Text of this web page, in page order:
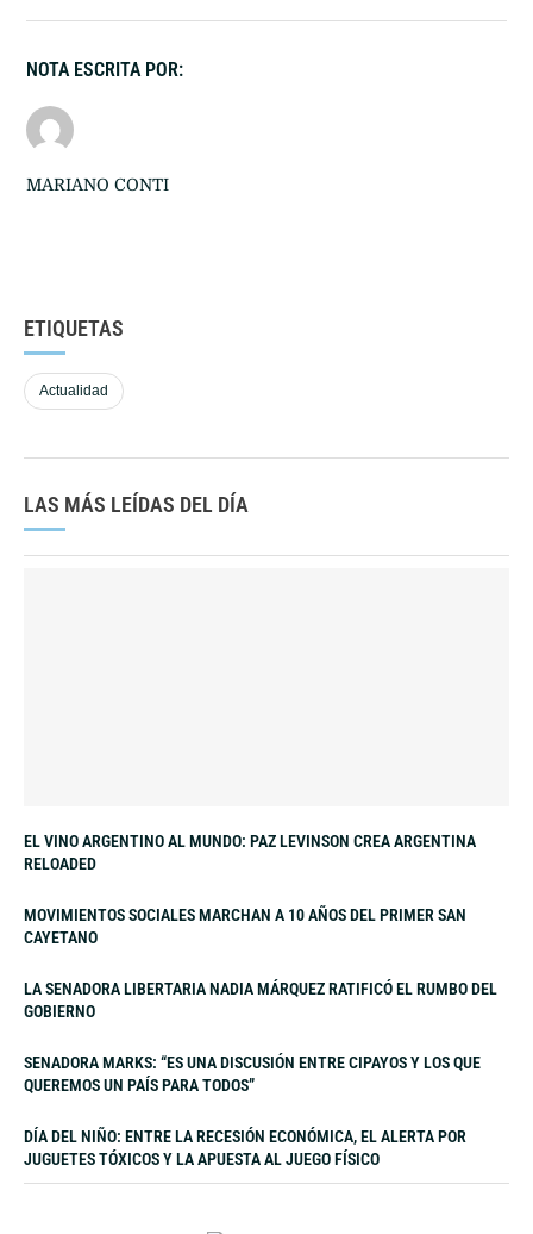
NOTA ESCRITA POR:
MARIANO CONTI
ETIQUETAS
Actualidad
LAS MÁS LEÍDAS DEL DÍA
EL VINO ARGENTINO AL MUNDO: PAZ LEVINSON CREA ARGENTINA
RELOADED
MOVIMIENTOS SOCIALES MARCHAN A 10 AÑOS DEL PRIMER SAN
CAYETANO
LA SENADORA LIBERTARIA NADIA MÁRQUEZ RATIFICÓ EL RUMBO DEL
GOBIERNO
SENADORA MARKS: “ES UNA DISCUSIÓN ENTRE CIPAYOS Y LOS QUE
QUEREMOS UN PAÍS PARA TODOS”
DÍA DEL NIÑO: ENTRE LA RECESIÓN ECONÓMICA, EL ALERTA POR
JUGUETES TÓXICOS Y LA APUESTA AL JUEGO FÍSICO